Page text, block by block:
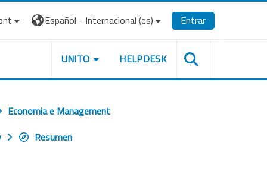
Español - Internacional ‎(es)‎ Entrar
UNITO HELPDESK
Economia e Management
Resumen